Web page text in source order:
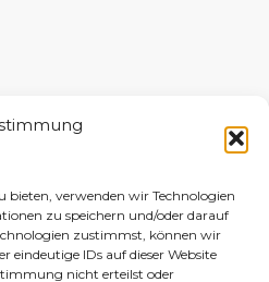
bieten, verwenden wir Technologien
zu speichern und/oder darauf
zustimmst, können wir
eindeutige IDs auf dieser Website
nicht erteilst oder